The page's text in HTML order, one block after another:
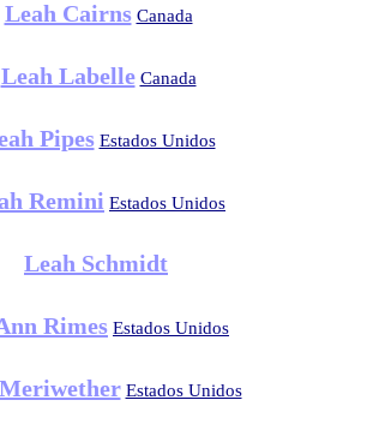
Leah Cairns Canada
Leah Labelle Canada
Pipes Estados Unidos
Remini Estados Unidos
Leah Schmidt
Rimes Estados Unidos
Estados Unidos